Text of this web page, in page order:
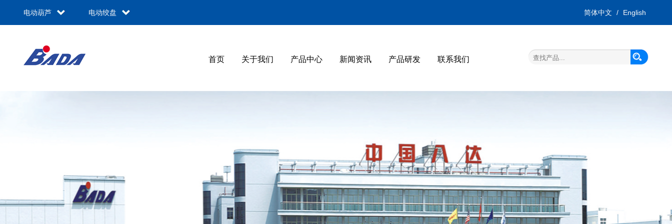
电动葫芦 电动绞盘 简体中文 / English
首页 关于我们 产品中心 新闻资讯 产品研发 联系我们